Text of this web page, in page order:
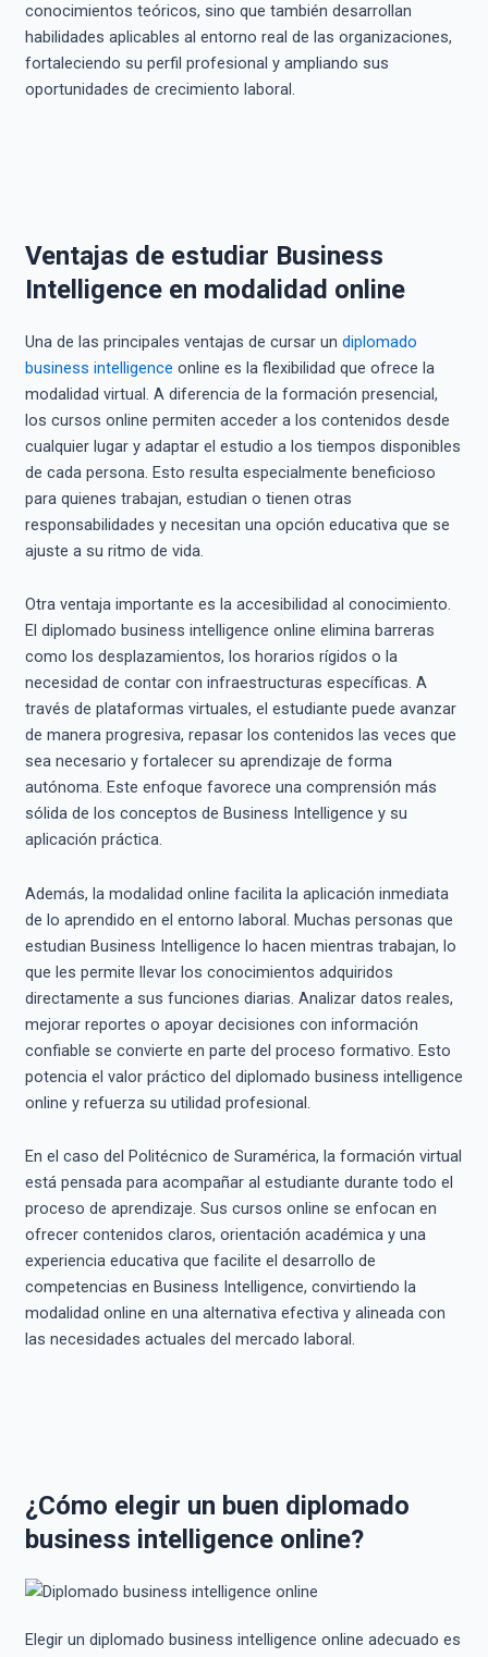
conocimientos teóricos, sino que también desarrollan
habilidades aplicables al entorno real de las organizaciones,
fortaleciendo su perfil profesional y ampliando sus
oportunidades de crecimiento laboral.
Ventajas de estudiar Business
Intelligence en modalidad online
Una de las principales ventajas de cursar un diplomado
business intelligence online es la flexibilidad que ofrece la
modalidad virtual. A diferencia de la formación presencial,
los cursos online permiten acceder a los contenidos desde
cualquier lugar y adaptar el estudio a los tiempos disponibles
de cada persona. Esto resulta especialmente beneficioso
para quienes trabajan, estudian o tienen otras
responsabilidades y necesitan una opción educativa que se
ajuste a su ritmo de vida.
Otra ventaja importante es la accesibilidad al conocimiento.
El diplomado business intelligence online elimina barreras
como los desplazamientos, los horarios rígidos o la
necesidad de contar con infraestructuras específicas. A
través de plataformas virtuales, el estudiante puede avanzar
de manera progresiva, repasar los contenidos las veces que
sea necesario y fortalecer su aprendizaje de forma
autónoma. Este enfoque favorece una comprensión más
sólida de los conceptos de Business Intelligence y su
aplicación práctica.
Además, la modalidad online facilita la aplicación inmediata
de lo aprendido en el entorno laboral. Muchas personas que
estudian Business Intelligence lo hacen mientras trabajan, lo
que les permite llevar los conocimientos adquiridos
directamente a sus funciones diarias. Analizar datos reales,
mejorar reportes o apoyar decisiones con información
confiable se convierte en parte del proceso formativo. Esto
potencia el valor práctico del diplomado business intelligence
online y refuerza su utilidad profesional.
En el caso del Politécnico de Suramérica, la formación virtual
está pensada para acompañar al estudiante durante todo el
proceso de aprendizaje. Sus cursos online se enfocan en
ofrecer contenidos claros, orientación académica y una
experiencia educativa que facilite el desarrollo de
competencias en Business Intelligence, convirtiendo la
modalidad online en una alternativa efectiva y alineada con
las necesidades actuales del mercado laboral.
¿Cómo elegir un buen diplomado
business intelligence online?
Elegir un diplomado business intelligence online adecuado es